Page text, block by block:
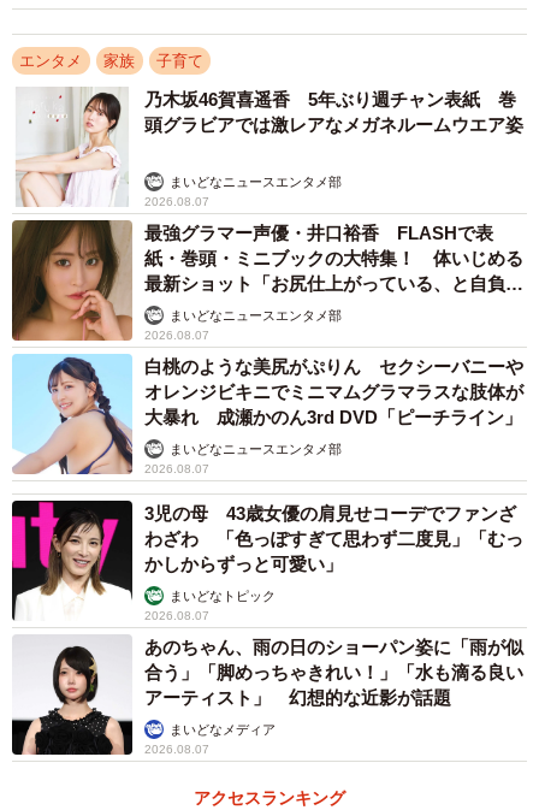
エンタメ 家族 子育て
乃木坂46賀喜遥香 5年ぶり週チャン表紙 巻
頭グラビアでは激レアなメガネルームウエア姿
まいどなニュースエンタメ部
2026.08.07
最強グラマー声優・井口裕香 FLASHで表
紙・巻頭・ミニブックの大特集！ 体いじめる
最新ショット「お尻仕上がっている、と自負し
ています」「いくつになっても理想の身体でい
たい」
まいどなニュースエンタメ部
2026.08.07
白桃のような美尻がぷりん セクシーバニーや
オレンジビキニでミニマムグラマラスな肢体が
大暴れ 成瀬かのん3rd DVD「ピーチライン」
まいどなニュースエンタメ部
2026.08.07
3児の母 43歳女優の肩見せコーデでファンざ
わざわ 「色っぽすぎて思わず二度見」「むっ
かしからずっと可愛い」
まいどなトピック
2026.08.07
あのちゃん、雨の日のショーパン姿に「雨が似
合う」「脚めっちゃきれい！」「水も滴る良い
アーティスト」 幻想的な近影が話題
まいどなメディア
2026.08.07
アクセスランキング